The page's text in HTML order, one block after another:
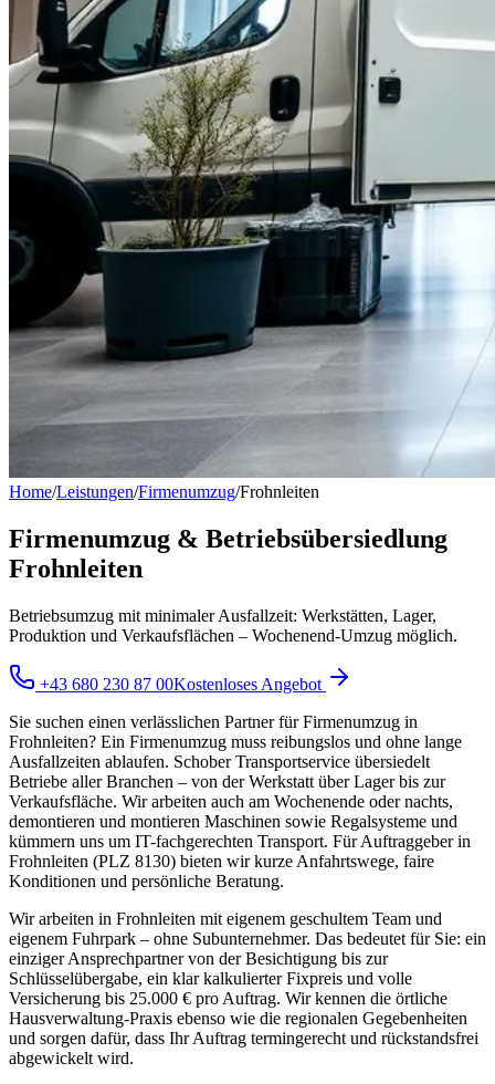
Home/Leistungen/Firmenumzug/Frohnleiten
Firmenumzug & Betriebsübersiedlung
Frohnleiten
Betriebsumzug mit minimaler Ausfallzeit: Werkstätten, Lager,
Produktion und Verkaufsflächen – Wochenend-Umzug möglich.
+43 680 230 87 00Kostenloses Angebot
Sie suchen einen verlässlichen Partner für Firmenumzug in
Frohnleiten? Ein Firmenumzug muss reibungslos und ohne lange
Ausfallzeiten ablaufen. Schober Transportservice übersiedelt
Betriebe aller Branchen – von der Werkstatt über Lager bis zur
Verkaufsfläche. Wir arbeiten auch am Wochenende oder nachts,
demontieren und montieren Maschinen sowie Regalsysteme und
kümmern uns um IT-fachgerechten Transport. Für Auftraggeber in
Frohnleiten (PLZ 8130) bieten wir kurze Anfahrtswege, faire
Konditionen und persönliche Beratung.
Wir arbeiten in Frohnleiten mit eigenem geschultem Team und
eigenem Fuhrpark – ohne Subunternehmer. Das bedeutet für Sie: ein
einziger Ansprechpartner von der Besichtigung bis zur
Schlüsselübergabe, ein klar kalkulierter Fixpreis und volle
Versicherung bis 25.000 € pro Auftrag. Wir kennen die örtliche
Hausverwaltung-Praxis ebenso wie die regionalen Gegebenheiten
und sorgen dafür, dass Ihr Auftrag termingerecht und rückstandsfrei
abgewickelt wird.